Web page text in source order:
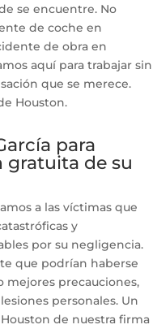
se encuentre. No
de coche en
de obra en
aquí para trabajar sin
que se merece.
Houston.
para
gratuita de su
a las víctimas que
y
por su negligencia.
que podrían haberse
mejores precauciones,
personales. Un
de nuestra firma